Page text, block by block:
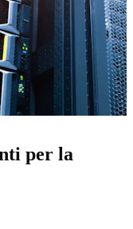
per la